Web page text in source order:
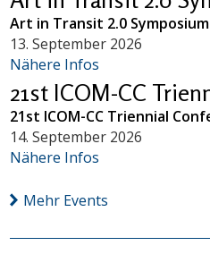
Art in Transit 2.0 Symposium
13. September 2026
Nähere Infos
21st ICOM-CC
21st ICOM-CC Triennial
14. September 2026
Nähere Infos
Mehr Events